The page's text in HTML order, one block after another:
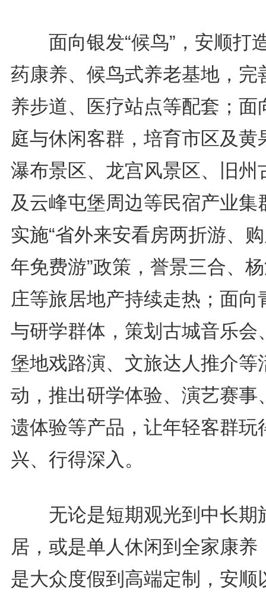
面向银发“候鸟”，安顺打
药康养、候鸟式养老基地，完
养步道、医疗站点等配套；面
庭与休闲客群，培育市区及黄
瀑布景区、龙宫风景区、旧州
及云峰屯堡周边等民宿产业集
实施“省外来安看房两折游、
年免费游”政策，誉景三合、
庄等旅居地产持续走热；面向
与研学群体，策划古城音乐会
堡地戏路演、文旅达人推介等
动，推出研学体验、演艺赛事
遗体验等产品，让年轻客群玩
兴、行得深入。
无论是短期观光到中长期
居，或是单人休闲到全家康养
是大众度假到高端定制，安顺